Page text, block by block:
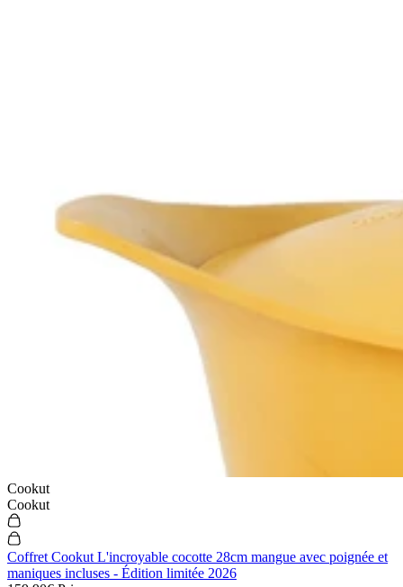
Cookut
Cookut
Coffret Cookut L'incroyable cocotte 28cm mangue avec poignée et
maniques incluses - Édition limitée 2026